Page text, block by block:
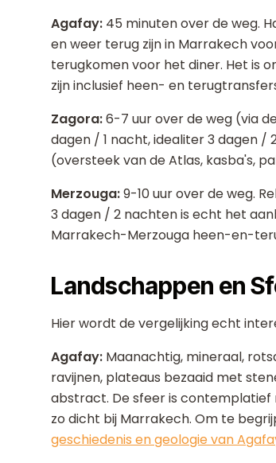
Agafay: 45 minuten over de weg.
en weer terug zijn in Marrakech
terugkomen voor het diner. Het is
zijn inclusief heen- en
Zagora:6-7 uur over de weg (via
dagen / 1 nacht, idealiter 3 dagen
(oversteek van de Atlas, kasba's,
Merzouga:9-10 uur over de weg.
3 dagen / 2 nachten is echt het
Marrakech-Merzouga heen-en-
Landschappen en
Hier wordt de vergelijking echt
Agafay: Maanachtig, mineraal,
ravijnen, plateaus bezaaid met
abstract. De sfeer is contemplatief
zo dicht bij Marrakech. Om te
geschiedenis en geologie van